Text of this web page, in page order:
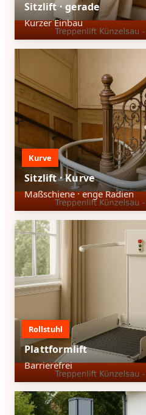
Sitzlift · gerade
Kurzer Einbau
Kurve
Sitzlift · Kurve
Maßschiene · enge Radien
Rollstuhl
Plattformlift
Barrierefrei